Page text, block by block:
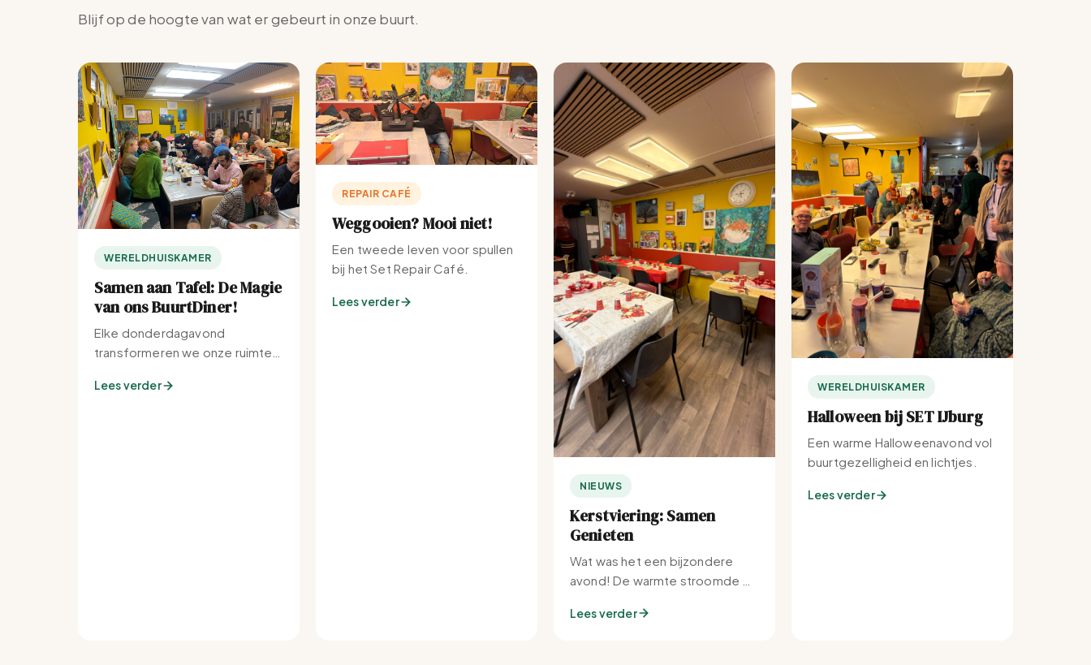
Blijf op de hoogte van wat er gebeurt in onze buurt.
WERELDHUISKAMER
Samen aan Tafel: De Magie
van ons BuurtDiner!
Elke donderdagavond
transformeren we onze ruimte
buurt.
Lees verder
REPAIR CAFÉ
Weggooien? Mooi niet!
Een tweede leven voor spullen
bij het Set Repair Café.
Lees verder
NIEUWS
Kerstviering: Samen
Genieten
Wat was het een bijzondere
avond! De warmte stroomde bij
Lees verder
WERELDHUISKAMER
Halloween bij SET IJburg
Een warme Halloweenavond vol
buurtgezelligheid en lichtjes.
Lees verder